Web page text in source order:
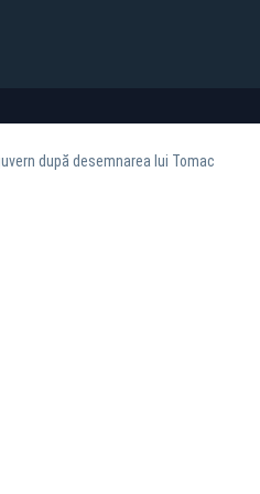
după desemnarea lui Tomac